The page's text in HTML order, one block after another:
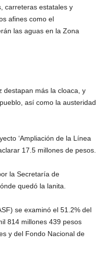
carreteras estatales y
afines como el
las aguas en la Zona
destapan más la cloaca, y
así como la austeridad
‘Ampliación de la Línea
17.5 millones de pesos.
la Secretaría de
quedó la lanita.
se examinó el 51.2% del
814 millones 439 pesos
y del Fondo Nacional de